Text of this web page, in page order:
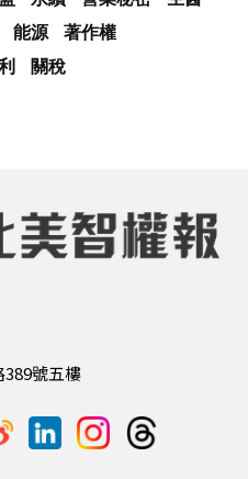
能源
著作權
關稅
389號五樓